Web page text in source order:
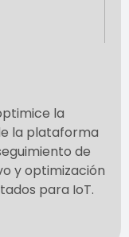
la
la plataforma
de
y optimización
para IoT.